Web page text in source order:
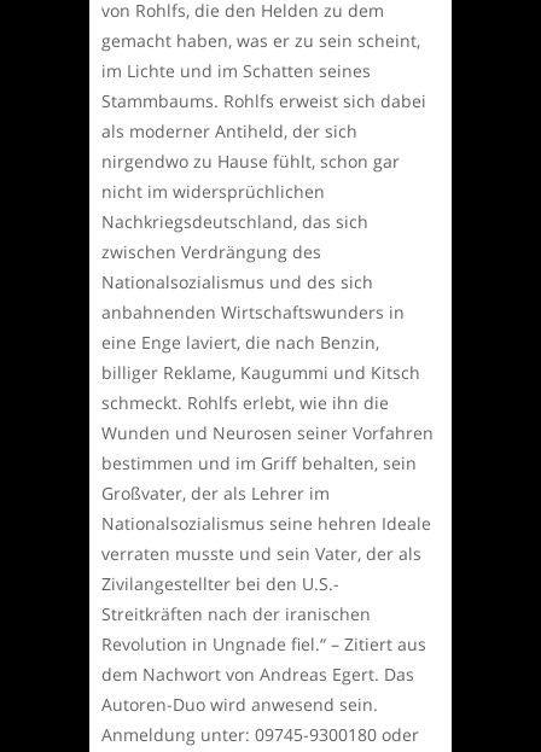
von Rohlfs, die den Helden zu dem
gemacht haben, was er zu sein scheint,
im Lichte und im Schatten seines
Stammbaums. Rohlfs erweist sich dabei
als moderner Antiheld, der sich
nirgendwo zu Hause fühlt, schon gar
nicht im widersprüchlichen
Nachkriegsdeutschland, das sich
zwischen Verdrängung des
Nationalsozialismus und des sich
anbahnenden Wirtschaftswunders in
eine Enge laviert, die nach Benzin,
billiger Reklame, Kaugummi und Kitsch
schmeckt. Rohlfs erlebt, wie ihn die
Wunden und Neurosen seiner Vorfahren
bestimmen und im Griff behalten, sein
Großvater, der als Lehrer im
Nationalsozialismus seine hehren Ideale
verraten musste und sein Vater, der als
Zivilangestellter bei den U.S.-
Streitkräften nach der iranischen
Revolution in Ungnade fiel.“ – Zitiert aus
dem Nachwort von Andreas Egert. Das
Autoren-Duo wird anwesend sein.
Anmeldung unter: 09745-9300180 oder